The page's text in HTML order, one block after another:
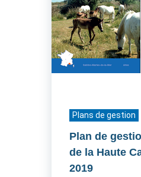
Plans de gestion
Plan de
de la Haute
2019